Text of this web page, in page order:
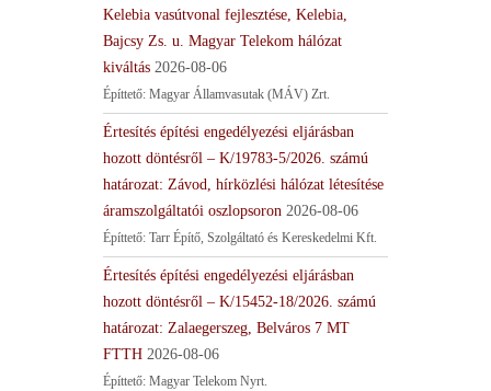
Kelebia vasútvonal fejlesztése, Kelebia,
Bajcsy Zs. u. Magyar Telekom hálózat
kiváltás 2026-08-06
Építtető: Magyar Államvasutak (MÁV) Zrt.
Értesítés építési engedélyezési eljárásban
hozott döntésről – K/19783-5/2026. számú
határozat: Závod, hírközlési hálózat létesítése
áramszolgáltatói oszlopsoron 2026-08-06
Építtető: Tarr Építő, Szolgáltató és Kereskedelmi Kft.
Értesítés építési engedélyezési eljárásban
hozott döntésről – K/15452-18/2026. számú
határozat: Zalaegerszeg, Belváros 7 MT
FTTH 2026-08-06
Építtető: Magyar Telekom Nyrt.